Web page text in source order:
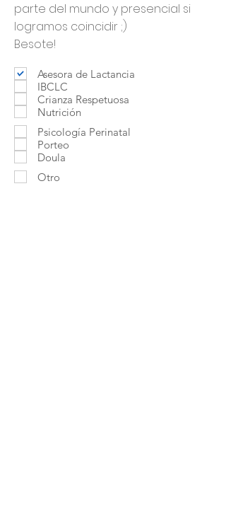
parte del mundo y presencial si
logramos coincidir ;)
Besote!
Asesora de Lactancia
IBCLC
Crianza Respetuosa
Nutrición
Psicología Perinatal
Porteo
Doula
Otro